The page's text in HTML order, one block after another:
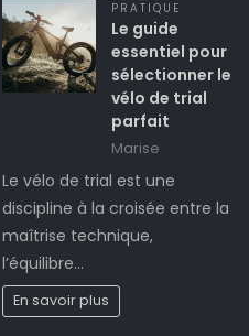
PRATIQUE
Le guide
essentiel pour
sélectionner le
vélo de trial
parfait
Marise
Le vélo de trial est une
discipline à la croisée entre la
maîtrise technique,
l’équilibre…
En savoir plus